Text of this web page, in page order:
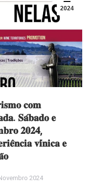
2024
𝐜𝐨𝐦
𝐒𝐚́𝐛𝐚𝐝𝐨 𝐞
𝟐𝟎𝟐𝟒,
𝐯𝐢́𝐧𝐢𝐜𝐚 𝐞
2024